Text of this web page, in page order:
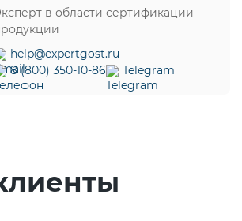
в области сертификации
help@expertgost.ru
8 (800) 350-10-86
Telegram